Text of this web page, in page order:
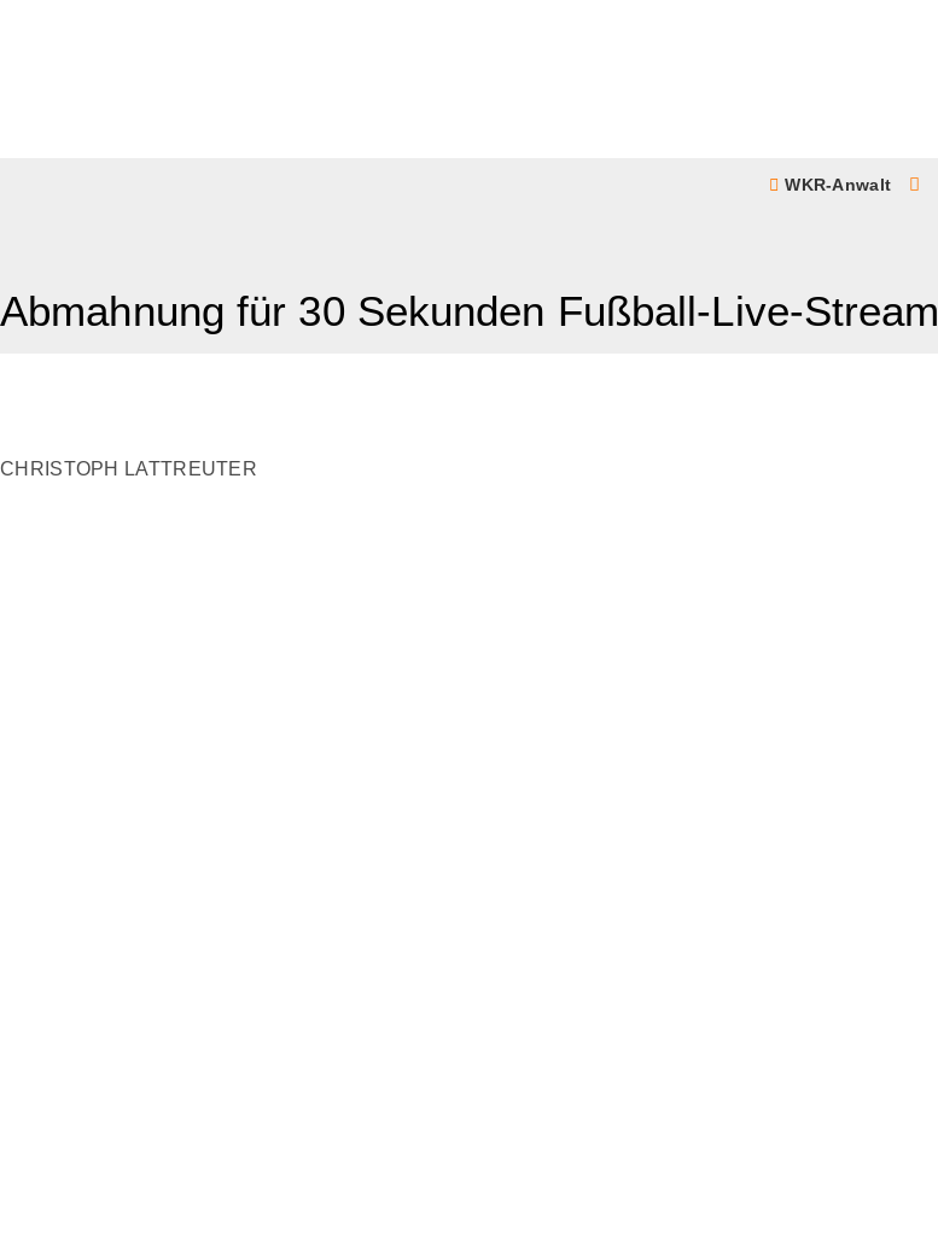
WKR-Anwalt
Abmahnung für 30 Sekunden Fußball-Live-Stream
CHRISTOPH LATTREUTER